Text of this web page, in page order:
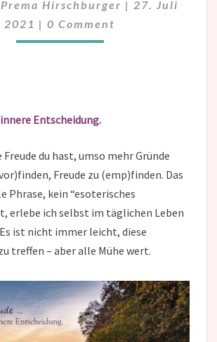
Hirschburger | 27. Juli
2021 | Comments
0 Comment
Entscheidung.
du hast, umso mehr Gründe
Freude zu (emp)finden. Das
Phrase, kein “esoterisches
erlebe ich selbst im täglichen Leben
ist nicht immer leicht, diese
treffen – aber alle Mühe wert.